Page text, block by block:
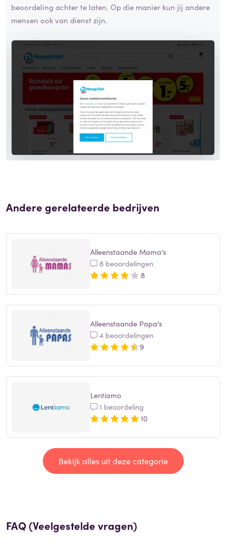
beoordeling achter te laten. Op die manier kun jij andere
mensen ook van dienst zijn.
Andere gerelateerde bedrijven
Alleenstaande Mama's
8 beoordelingen
8
Alleenstaande Papa's
4 beoordelingen
9
Lentiamo
1 beoordeling
10
Bekijk alles uit deze categorie
FAQ (Veelgestelde vragen)